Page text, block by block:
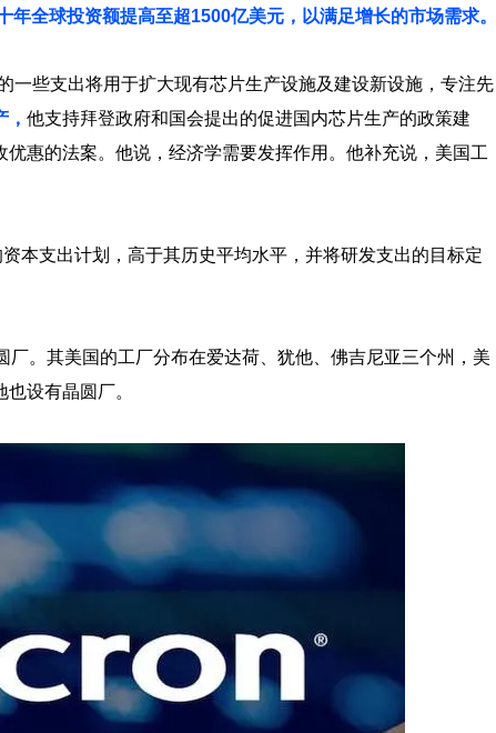
年全球投资额提高至超1500亿美元，以满足增长的市场需求。
一些支出将用于扩大现有芯片生产设施及建设新设施，专注先
他支持拜登政府和国会提出的促进国内芯片生产的政策建
惠的法案。他说，经济学需要发挥作用。他补充说，美国工
本支出计划，高于其历史平均水平，并将研发支出的目标定
。其美国的工厂分布在爱达荷、犹他、佛吉尼亚三个州，美
设有晶圆厂。